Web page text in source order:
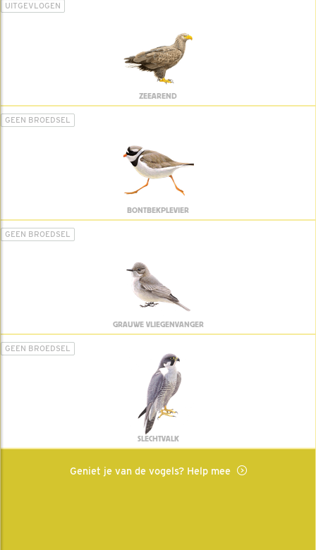
UITGEVLOGEN
ZEEAREND
GEEN BROEDSEL
BONTBEKPLEVIER
GEEN BROEDSEL
GRAUWE VLIEGENVANGER
GEEN BROEDSEL
SLECHTVALK
Geniet je van de vogels? Help mee